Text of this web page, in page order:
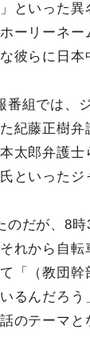
といった
ーリーネ
彼らに日本
番組では、
紀藤正樹
太郎弁護
といったジ
のだが、8
れから自
「（教団
るんだろ
のテーマと